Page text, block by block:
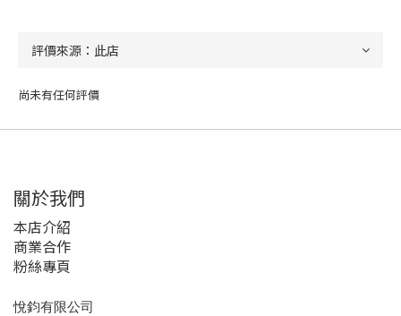
尚未有任何評價
關於我們
本店介紹
商業合作
粉絲專頁
悅鈞有限公司